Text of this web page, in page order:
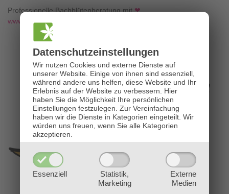
Datenschutz­einstellungen
Wir nutzen Cookies und externe Dienste auf
unserer Website. Einige von ihnen sind essenziell,
während andere uns helfen, diese Website und Ihr
Erlebnis auf der Website zu verbessern. Hier
haben Sie die Möglichkeit Ihre persönlichen
Einstellungen festzulegen. Zur Vereinfachung
haben wir die Dienste in Kategorien eingeteilt. Wir
würden uns freuen, wenn Sie alle Kategorien
akzeptieren.
Essenziell
Statistik,
Marketing
Externe
Medien
Professionelle Bachblütenberatung mit❤
www.die-bachblütenpraxis.at